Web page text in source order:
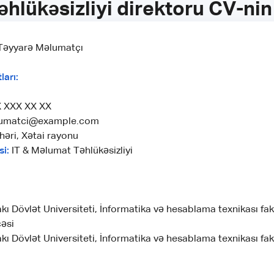
direktoru CV-
Məlumatçı
XX XX
Xətai rayonu
IT & Məlumat Təhlükəsizliyi
Dövlət Universiteti, İnformatika və hesablama texnikası
Dövlət Universiteti, İnformatika və hesablama texnikası